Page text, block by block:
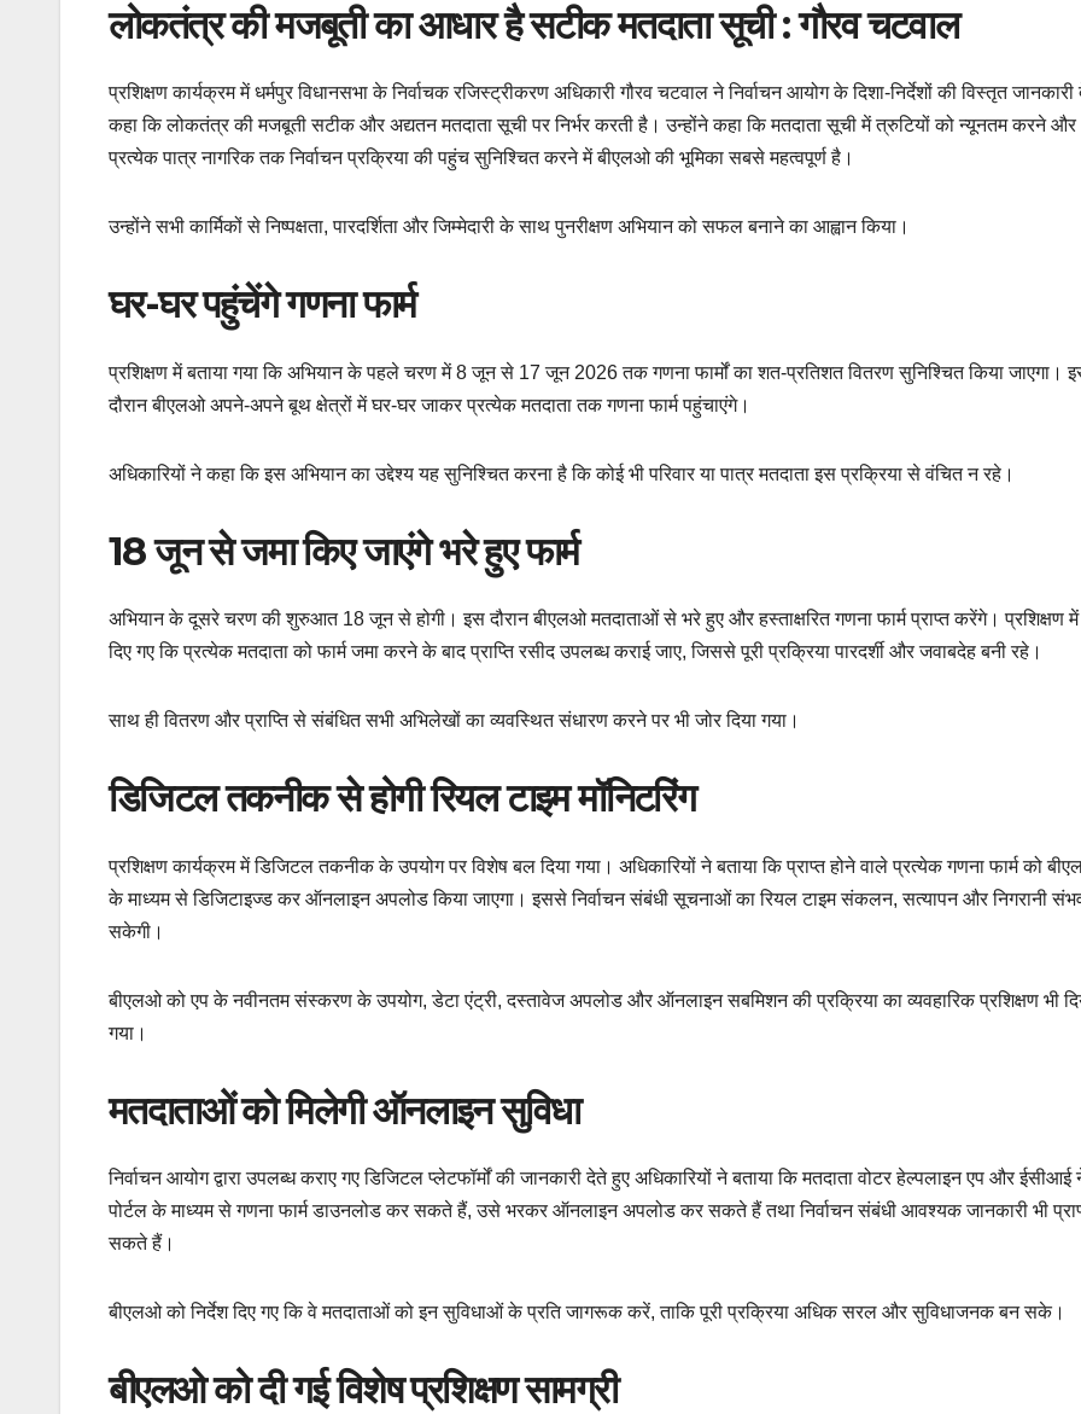
लोकतंत्र की मजबूती का आधार है सटीक मतदाता सूची : गौरव चटवाल
प्रशिक्षण कार्यक्रम में धर्मपुर विधानसभा के निर्वाचक रजिस्ट्रीकरण अधिकारी गौरव चटवाल ने निर्वाचन आयोग के दिशा-निर्देशों की विस्तृत
कहा कि लोकतंत्र की मजबूती सटीक और अद्यतन मतदाता सूची पर निर्भर करती है। उन्होंने कहा कि मतदाता सूची में त्रुटियों को न्यूनतम करने और
प्रत्येक पात्र नागरिक तक निर्वाचन प्रक्रिया की पहुंच सुनिश्चित करने में बीएलओ की भूमिका सबसे महत्वपूर्ण है।
उन्होंने सभी कार्मिकों से निष्पक्षता, पारदर्शिता और जिम्मेदारी के साथ पुनरीक्षण अभियान को सफल बनाने का आह्वान किया।
घर-घर पहुंचेंगे गणना फार्म
प्रशिक्षण में बताया गया कि अभियान के पहले चरण में 8 जून से 17 जून 2026 तक गणना फार्मों का शत-प्रतिशत वितरण सुनिश्चित किया जाएगा।
दौरान बीएलओ अपने-अपने बूथ क्षेत्रों में घर-घर जाकर प्रत्येक मतदाता तक गणना फार्म पहुंचाएंगे।
अधिकारियों ने कहा कि इस अभियान का उद्देश्य यह सुनिश्चित करना है कि कोई भी परिवार या पात्र मतदाता इस प्रक्रिया से वंचित न रहे।
18 जून से जमा किए जाएंगे भरे हुए फार्म
अभियान के दूसरे चरण की शुरुआत 18 जून से होगी। इस दौरान बीएलओ मतदाताओं से भरे हुए और हस्ताक्षरित गणना फार्म प्राप्त करेंगे। प्रशिक्षण में
दिए गए कि प्रत्येक मतदाता को फार्म जमा करने के बाद प्राप्ति रसीद उपलब्ध कराई जाए, जिससे पूरी प्रक्रिया पारदर्शी और जवाबदेह बनी रहे।
साथ ही वितरण और प्राप्ति से संबंधित सभी अभिलेखों का व्यवस्थित संधारण करने पर भी जोर दिया गया।
डिजिटल तकनीक से होगी रियल टाइम मॉनिटरिंग
प्रशिक्षण कार्यक्रम में डिजिटल तकनीक के उपयोग पर विशेष बल दिया गया। अधिकारियों ने बताया कि प्राप्त होने वाले प्रत्येक गणना फार्म को
के माध्यम से डिजिटाइज्ड कर ऑनलाइन अपलोड किया जाएगा। इससे निर्वाचन संबंधी सूचनाओं का रियल टाइम संकलन, सत्यापन और निगरानी
सकेगी।
बीएलओ को एप के नवीनतम संस्करण के उपयोग, डेटा एंट्री, दस्तावेज अपलोड और ऑनलाइन सबमिशन की प्रक्रिया का व्यवहारिक प्रशिक्षण भी
गया।
मतदाताओं को मिलेगी ऑनलाइन सुविधा
निर्वाचन आयोग द्वारा उपलब्ध कराए गए डिजिटल प्लेटफॉर्मों की जानकारी देते हुए अधिकारियों ने बताया कि मतदाता वोटर हेल्पलाइन एप और ईसीआई
पोर्टल के माध्यम से गणना फार्म डाउनलोड कर सकते हैं, उसे भरकर ऑनलाइन अपलोड कर सकते हैं तथा निर्वाचन संबंधी आवश्यक जानकारी भी
सकते हैं।
बीएलओ को निर्देश दिए गए कि वे मतदाताओं को इन सुविधाओं के प्रति जागरूक करें, ताकि पूरी प्रक्रिया अधिक सरल और सुविधाजनक बन सके।
बीएलओ को दी गई विशेष प्रशिक्षण सामग्री